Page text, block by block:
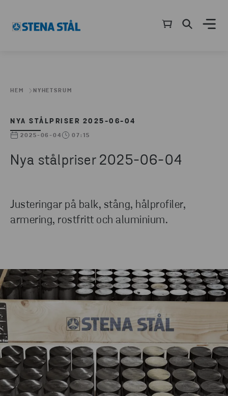
HEM NYHETSRUM
NYA STÅLPRISER 2025-06-04
2025-06-04 07:15
Nya stålpriser 2025-06-04
Justeringar på balk, stång, hålprofiler,
armering, rostfritt och aluminium.